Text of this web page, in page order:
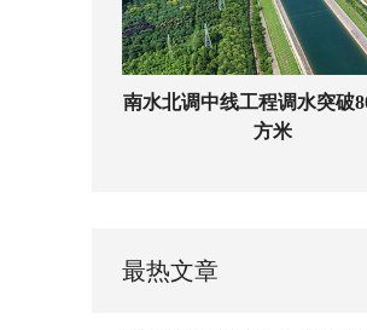
南水北调中线工程调水突破
方米
最热文章